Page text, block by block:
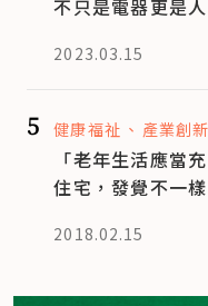
不只是電器更是
2023.03.15
5 健康福祉 產業創新
「老年生活應當
住宅，發覺不一
2018.02.15